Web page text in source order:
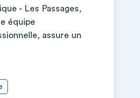
- Les Passages,
équipe
assure un